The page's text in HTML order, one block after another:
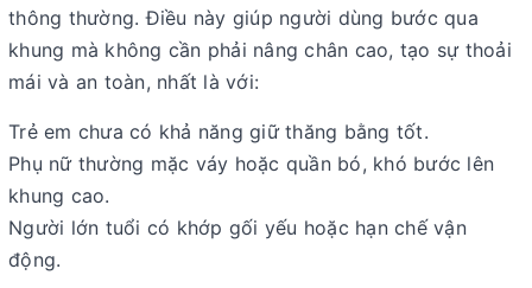
thông thường. Điều này giúp người dùng bước qua
khung mà không cần phải nâng chân cao, tạo sự thoải
mái và an toàn, nhất là với:
Trẻ em chưa có khả năng giữ thăng bằng tốt.
Phụ nữthường mặc váy hoặc quần bó, khó bước lên
khung cao.
Người lớn tuổi có khớp gối yếu hoặc hạn chế vận
động.